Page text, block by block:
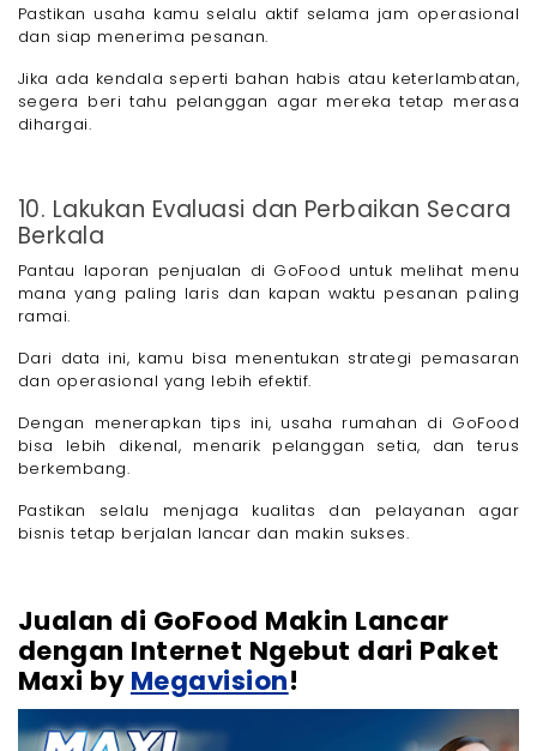
Pastikan usaha kamu selalu aktif selama jam operasional
dan siap menerima pesanan.
Jika ada kendala seperti bahan habis atau keterlambatan,
segera beri tahu pelanggan agar mereka tetap merasa
dihargai.
10. Lakukan Evaluasi dan Perbaikan Secara
Berkala
Pantau laporan penjualan di GoFood untuk melihat menu
mana yang paling laris dan kapan waktu pesanan paling
ramai.
Dari data ini, kamu bisa menentukan strategi pemasaran
dan operasional yang lebih efektif.
Dengan menerapkan tips ini, usaha rumahan di GoFood
bisa lebih dikenal, menarik pelanggan setia, dan terus
berkembang.
Pastikan selalu menjaga kualitas dan pelayanan agar
bisnis tetap berjalan lancar dan makin sukses.
Jualan di GoFood Makin Lancar
dengan Internet Ngebut dari Paket
Maxi by Megavision!